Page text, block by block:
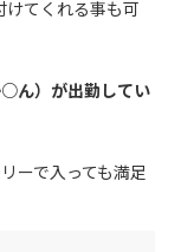
けてくれる事も可
ん）が出勤してい
ーで入っても満足